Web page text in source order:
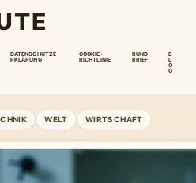
DATENSCHUTZE
RKLÄRUNG
COOKIE-
RICHTLINIE
RUND
BRIEF
B
L
O
G
WELT WIRTSCHAFT